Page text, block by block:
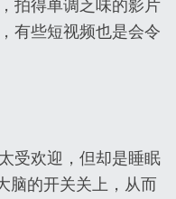
拍得单调乏味的影片
有些短视频也是会令
受欢迎，但却是睡眠
脑的开关关上，从而